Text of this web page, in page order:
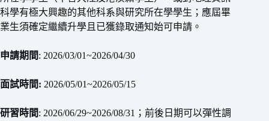
科學有極大興趣的其他科系與研究所在學學生；應屆畢
業生須確定繼續升學且已獲錄取通知始可申請。
申請期間: 2026/03/01~2026/04/30
面試時間: 2026/05/01~2026/05/15
研習時間: 2026/06/29~2026/08/31；前後日期可以彈性調